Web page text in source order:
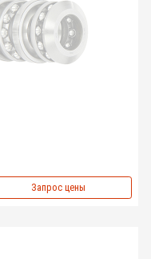
Запрос цены